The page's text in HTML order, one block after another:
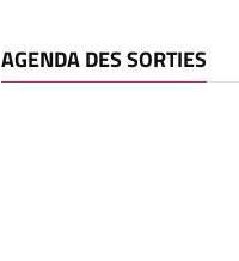
AGENDA DES SORTIES